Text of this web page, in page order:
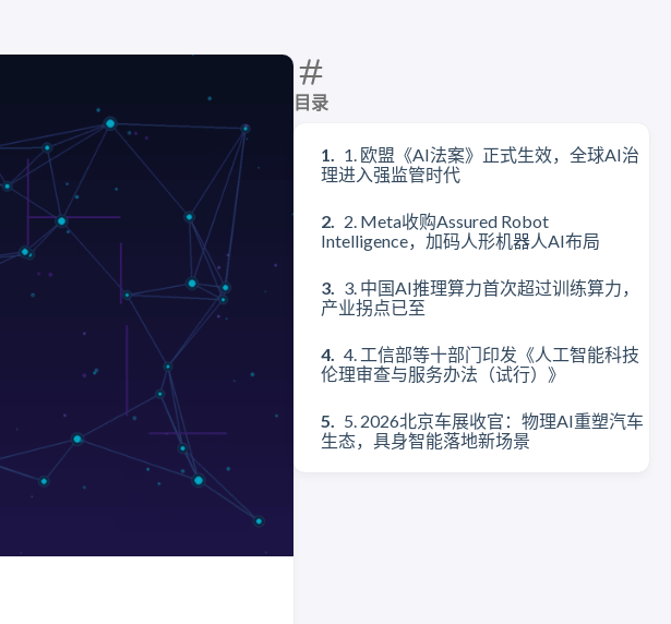
目录
1. 欧盟《AI法案》正式生效，全球AI治
理进入强监管时代
2. Meta收购Assured Robot
Intelligence，加码人形机器人AI布局
3. 中国AI推理算力首次超过训练算力，
产业拐点已至
4. 工信部等十部门印发《人工智能科技
伦理审查与服务办法（试行）》
5. 2026北京车展收官：物理AI重塑汽车
生态，具身智能落地新场景